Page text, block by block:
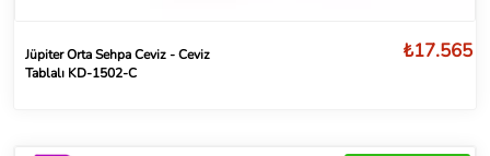
Jüpiter Orta Sehpa Ceviz - Ceviz
Tablalı KD-1502-C
₺17.565